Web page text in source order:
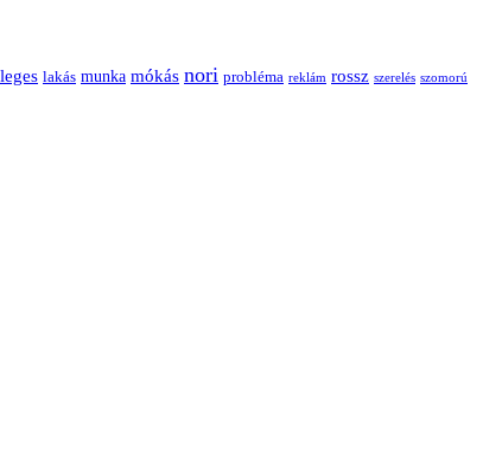
lakás munka mókás nori probléma reklám rossz szerelés szomorú